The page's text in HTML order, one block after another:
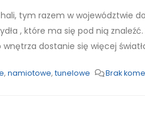
tym razem w województwie
, które ma się pod nią
dostanie się więcej
, namiotowe, tunelowe Brak